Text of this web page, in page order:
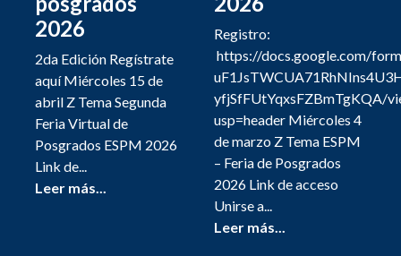
2026
2da Edición Regístrate
aquí Miércoles 15 de
abril Z Tema Segunda
Feria Virtual de
Posgrados ESPM 2026
Link de...
Leer más...
Registro:
https://docs.google.com/
yfjSfFUtYqxsFZBmTgKQA/
usp=header Miércoles 4
de marzo Z Tema ESPM
– Feria de Posgrados
2026 Link de acceso
Unirse a...
Leer más...